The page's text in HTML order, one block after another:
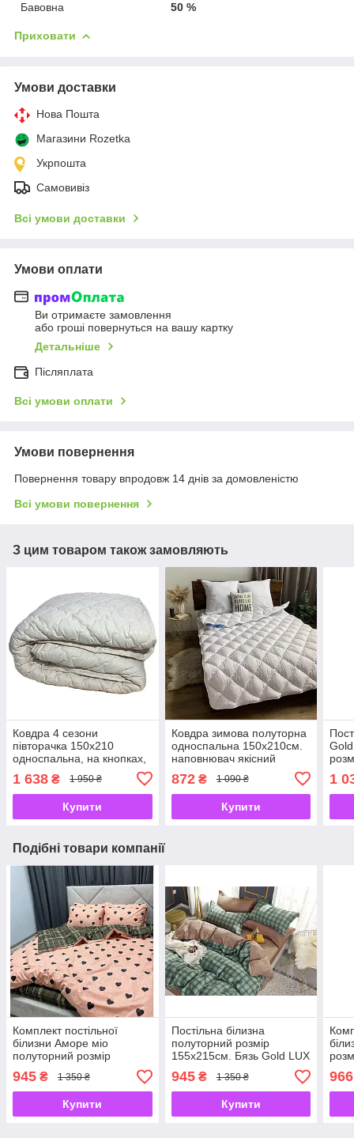
Бавовна 50 %
Приховати
Умови доставки
Нова Пошта
Магазини Rozetka
Укрпошта
Самовивіз
Всі умови доставки
Умови оплати
Ви отримаєте замовлення
або гроші повернуться на вашу картку
Детальніше
Післяплата
Всі умови оплати
Умови повернення
Повернення товару впродовж 14 днів за домовленістю
Всі умови повернення
З цим товаром також замовляють
Ковдра 4 сезони
півторачка 150х210
односпальна, на кнопках,
з наповнювачем якісного
холлофайбера
1 638 ₴ 1 950 ₴
Купити
Ковдра зимова полуторна
односпальна 150х210см.
наповнювач якісний
УКРАЇНА
872₴ 1 090 ₴
Купити
1
Подібні товари компанії
Комплект постільної
білизни Аморе міо
полуторний розмір
155х215см. Бязь Gold LUX
945 ₴ 1 350 ₴
Купити
Постільна білизна
полуторний розмір
155х215см. Бязь Gold LUX
945₴ 1 350 ₴
Купити
966